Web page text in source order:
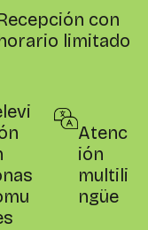
con
limitado
Atenc
ión
multili
ngüe